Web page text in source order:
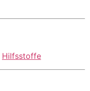
Hilfsstoffe